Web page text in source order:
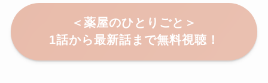
＜ 薬屋のひとりごと ＞
1話から最新話まで無料視聴！